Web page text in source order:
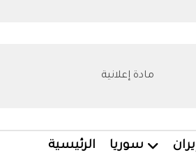
مادة إعلانية
الرئيسية سوريا